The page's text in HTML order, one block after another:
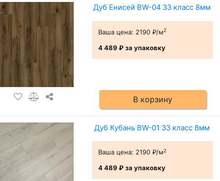
Дуб Енисей BW-04 33 класс 8мм
Ваша цена: 2190 ₽/м2
4 489 ₽за упаковку
В корзину
Дуб Кубань BW-01 33 класс 8мм
Ваша цена: 2190 ₽/м2
4 489 ₽за упаковку